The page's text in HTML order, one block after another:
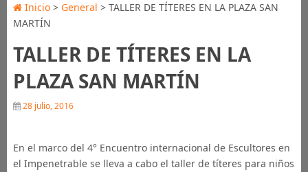
Inicio> General > TALLER DE TÍTERES EN LA PLAZA SAN
MARTÍN
TALLER DE TÍTERES EN LA
PLAZA SAN MARTÍN
28 julio, 2016
En el marco del 4° Encuentro internacional de Escultores en
el Impenetrable se lleva a cabo el taller de títeres para niños